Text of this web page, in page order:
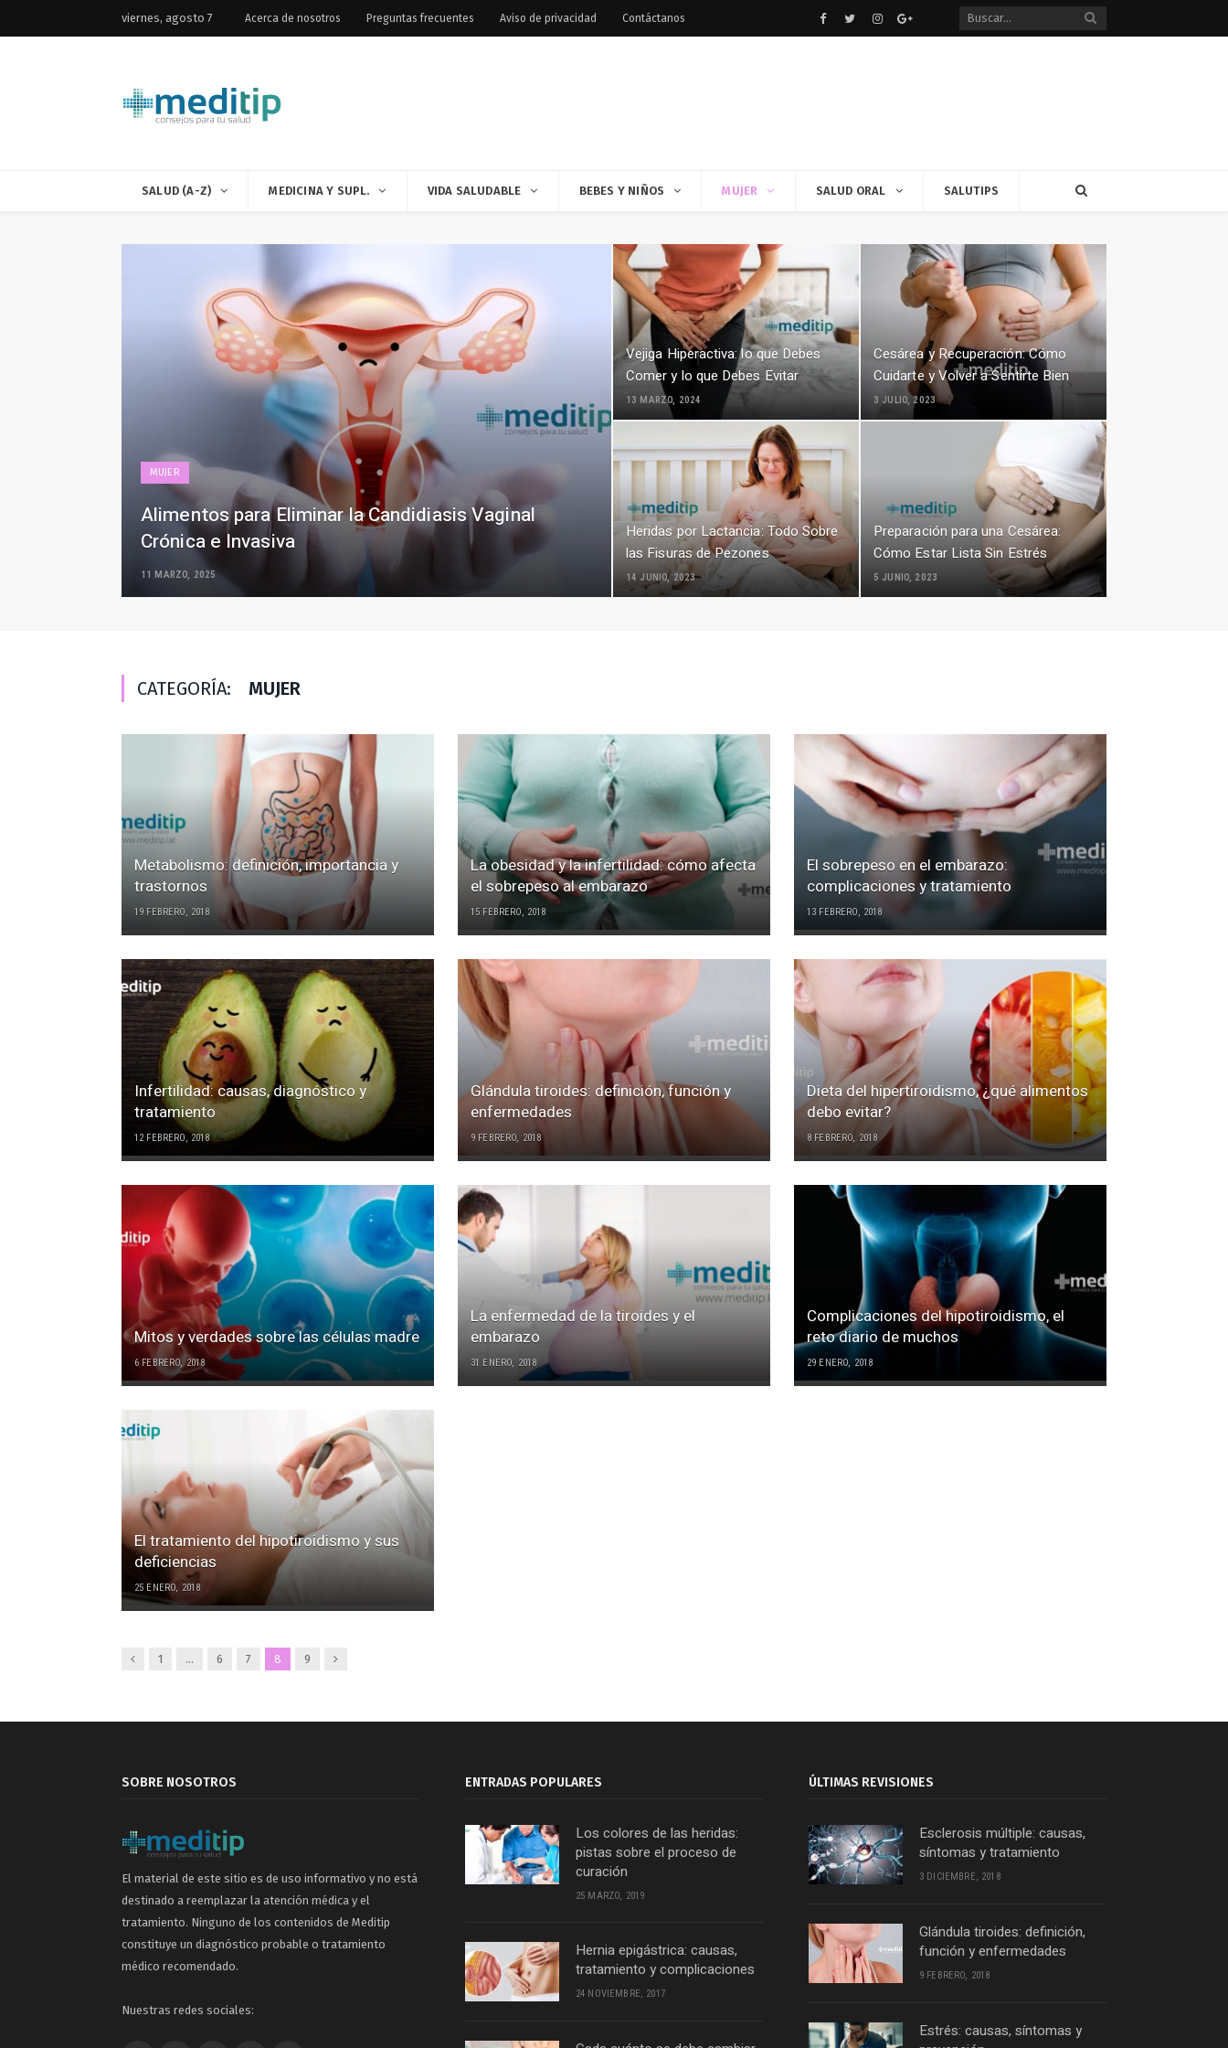
viernes, agosto 7 Acerca de nosotros Preguntas frecuentes Aviso de privacidad Contáctanos Facebook
TwitterinstagramGoogle+
SALUD (A-Z) MEDICINA Y SUPL. VIDA SALUDABLE BEBES Y NIÑOS MUJER SALUD ORAL SALUTIPS
MUJER
Alimentos para Eliminar la Candidiasis Vaginal
Crónica e Invasiva
11 MARZO, 2025
Vejiga Hiperactiva: lo que Debes
Comer y lo que Debes Evitar
13 MARZO, 2024
Cesárea y Recuperación: Cómo
Cuidarte y Volver a Sentirte Bien
3 JULIO, 2023
Heridas por Lactancia: Todo Sobre
las Fisuras de Pezones
14 JUNIO, 2023
Preparación para una Cesárea:
Cómo Estar Lista Sin Estrés
5 JUNIO, 2023
CATEGORÍA: MUJER
Metabolismo: definición, importancia y
trastornos
19 FEBRERO, 2018
La obesidad y la infertilidad: cómo afecta
el sobrepeso al embarazo
15 FEBRERO, 2018
El sobrepeso en el embarazo:
complicaciones y tratamiento
13 FEBRERO, 2018
Infertilidad: causas, diagnóstico y
tratamiento
12 FEBRERO, 2018
Glándula tiroides: definición, función y
enfermedades
9 FEBRERO, 2018
Dieta del hipertiroidismo, ¿qué alimentos
debo evitar?
8 FEBRERO, 2018
Mitos y verdades sobre las células madre
6 FEBRERO, 2018
La enfermedad de la tiroides y el
embarazo
31 ENERO, 2018
Complicaciones del hipotiroidismo, el
reto diario de muchos
29 ENERO, 2018
El tratamiento del hipotiroidismo y sus
deficiencias
25 ENERO, 2018
Anterior
1 … 6 7 8 9 Siguiente
SOBRE NOSOTROS
El material de este sitio es de uso informativo y no está
destinado a reemplazar la atención médica y el
tratamiento. Ninguno de los contenidos de Meditip
constituye un diagnóstico probable o tratamiento
médico recomendado.
Nuestras redes sociales:
ENTRADAS POPULARES
Los colores de las heridas:
pistas sobre el proceso de
curación
25 MARZO, 2019
Hernia epigástrica: causas,
tratamiento y complicaciones
24 NOVIEMBRE, 2017
ÚLTIMAS REVISIONES
Esclerosis múltiple: causas,
síntomas y tratamiento
3 DICIEMBRE, 2018
Glándula tiroides: definición,
función y enfermedades
9 FEBRERO, 2018
Estrés: causas, síntomas y